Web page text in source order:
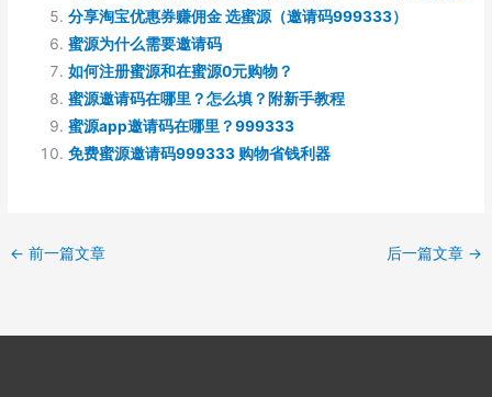
分享淘宝优惠券赚佣金 选蜜源（邀请码999333）
蜜源为什么需要邀请码
如何注册蜜源和在蜜源0元购物？
蜜源邀请码在哪里？怎么填？附新手教程
蜜源app邀请码在哪里？999333
免费蜜源邀请码999333 购物省钱利器
← 前一篇文章 后一篇文章 →